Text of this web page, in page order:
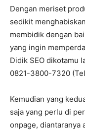
Dengan meriset
sedikit
membidik dengan
yang ingin
Didik SEO dikotamu
0821-3800-7320
Kemudian yang
saja yang perlu di
onpage, diantaranya